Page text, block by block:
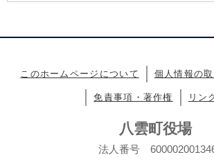
このホームページについて 個人情報の
免責事項・著作権 リン
八雲町役場
法人番号